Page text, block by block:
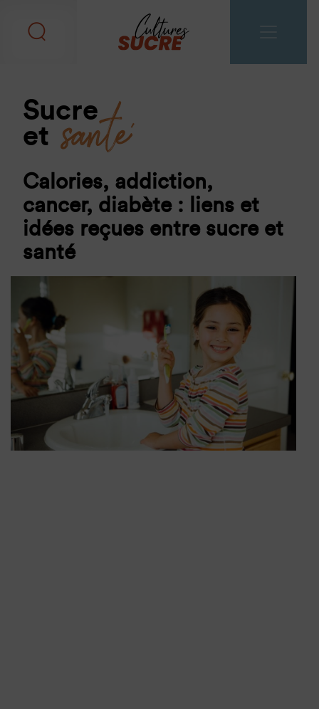
Sucre
et santé
Calories, addiction,
cancer, diabète : liens et
idées reçues entre sucre et
santé